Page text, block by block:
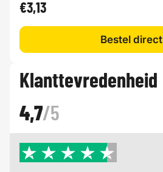
€3,13
Bestel direct
Klanttevredenheid
4,7/5